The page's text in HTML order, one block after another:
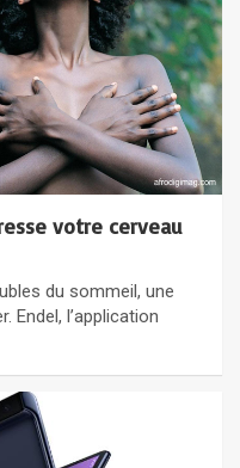
votre cerveau
du sommeil, une
Endel, l’application